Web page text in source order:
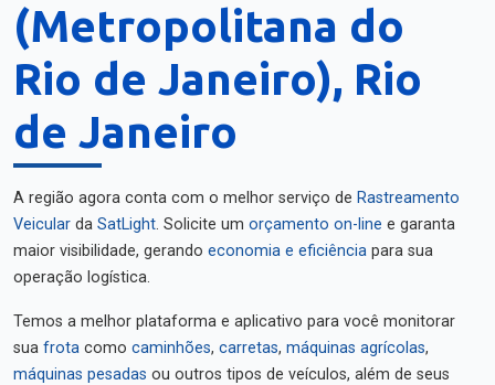
(Metropolitana do
Rio de Janeiro), Rio
de Janeiro
A região agora conta com o melhor serviço de Rastreamento
Veicular da SatLight. Solicite um orçamento on-line e garanta
maior visibilidade, gerando economia e eficiência para sua
operação logística.
Temos a melhor plataforma e aplicativo para você monitorar
sua frota como caminhões, carretas, máquinas agrícolas,
máquinas pesadas ou outros tipos de veículos, além de seus